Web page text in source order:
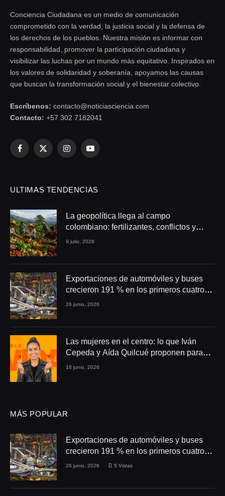
Conciencia Ciudadana es un medio de comunicación
comprometido con la verdad, la justicia social y la defensa de
los derechos de los pueblos. Nuestra misión es informar con
responsabilidad, promover la participación ciudadana y
visibilizar las luchas por un mundo más equitativo. Inspirados en
los valores de solidaridad y soberanía, apoyamos las causas
que buscan la transformación social y el bienestar colectivo.
Escríbenos: contacto@noticiasciencia.com
Contacto: +57 302 7182041
Facebook
X
InstagramYouTube
ULTIMAS TENDENCIAS
La geopolítica llega al campo
colombiano: fertilizantes, conflictos y
seguridad alimentaria
9 julio, 2026
Exportaciones de automóviles y buses
crecieron 191 % en los primeros cuatro
meses de 2026
26 junio, 2026
Las mujeres en el centro: lo que Iván
Cepeda y Aída Quilcué proponen para
Colombia
18 junio, 2026
MÁS POPULAR
Exportaciones de automóviles y buses
crecieron 191 % en los primeros cuatro
meses de 2026
26 junio, 2026 5 Vistas